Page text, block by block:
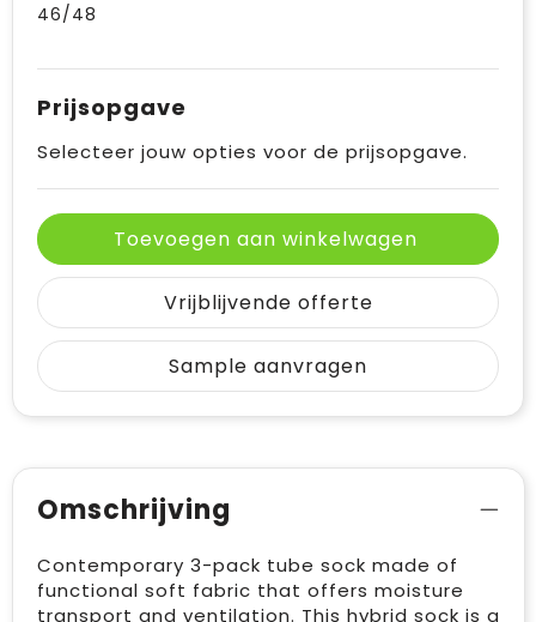
46/48
Prijsopgave
Selecteer jouw opties voor de prijsopgave.
Toevoegen aan winkelwagen
Vrijblijvende offerte
Sample aanvragen
Omschrijving
Contemporary 3-pack tube sock made of
functional soft fabric that offers moisture
transport and ventilation. This hybrid sock is a